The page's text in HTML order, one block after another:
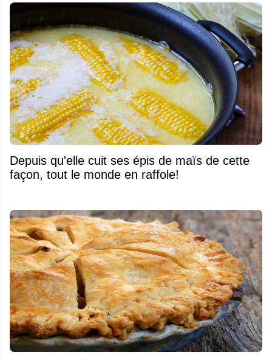
Depuis qu'elle cuit ses épis de maïs de cette
façon, tout le monde en raffole!